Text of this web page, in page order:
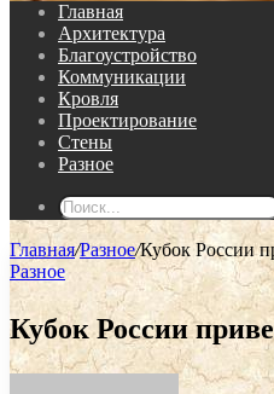
Главная
Архитектура
Благоустройство
Коммуникации
Кровля
Проектирование
Стены
Разное
Главная/Разное/Кубок России
Разное
Кубок России